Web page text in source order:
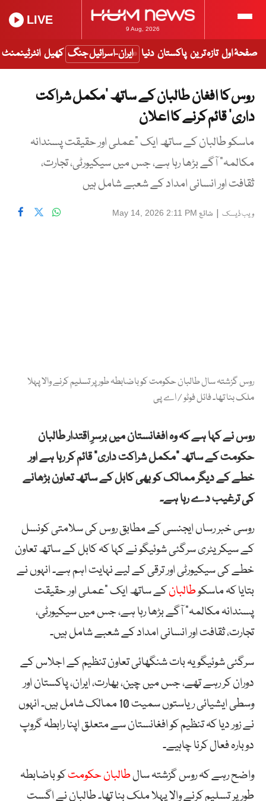
9 Aug, 2026
LIVE
صفحۂ اول تازہ ترین پاکستان دنیا ایران-اسرائیل جنگ کھیل انٹرٹینمنٹ
روس کا افغان طالبان کے ساتھ ‘مکمل شراکت
داری’ قائم کرنے کا اعلان
ماسکو طالبان کے ساتھ ایک “عملی اور حقیقت پسندانہ
مکالمہ” آگے بڑھا رہا ہے، جس میں سیکیورٹی، تجارت،
ثقافت اور انسانی امداد کے شعبے شامل ہیں
ویب ڈیسک | شائع May 14, 2026 2:11 PM
روس گزشتہ سال طالبان حکومت کو باضابطہ طور پر تسلیم کرنے والا پہلا
ملک بنا تھا۔ فائل فوٹو / اے پی
روس نے کہا ہے کہ وہ افغانستان میں برسرِ اقتدار طالبان
حکومت کے ساتھ “مکمل شراکت داری” قائم کر رہا ہے اور
خطے کے دیگر ممالک کو بھی کابل کے ساتھ تعاون بڑھانے
کی ترغیب دے رہا ہے۔
روسی خبر رساں ایجنسی کے مطابق روس کی سلامتی کونسل
کے سیکریٹری سرگئی شوئیگو نے کہا کہ کابل کے ساتھ تعاون
خطے کی سیکیورٹی اور ترقی کے لیے نہایت اہم ہے۔ انہوں نے
بتایا کہ ماسکوطالبانکے ساتھ ایک “عملی اور حقیقت
پسندانہ مکالمہ” آگے بڑھا رہا ہے، جس میں سیکیورٹی،
تجارت، ثقافت اور انسانی امداد کے شعبے شامل ہیں۔
سرگئی شوئیگو یہ بات شنگھائی تعاون تنظیم کے اجلاس کے
دوران کر رہے تھے، جس میں چین، بھارت، ایران، پاکستان اور
وسطی ایشیائی ریاستوں سمیت 10 ممالک شامل ہیں۔ انہوں
نے زور دیا کہ تنظیم کو افغانستان سے متعلق اپنا رابطہ گروپ
دوبارہ فعال کرنا چاہیے۔
واضح رہے کہ روس گزشتہ سالطالبان حکومتکو باضابطہ
طور پر تسلیم کرنے والا پہلا ملک بنا تھا۔ طالبان نے اگست